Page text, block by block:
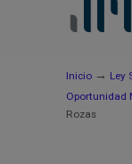
Inicio → Ley
Oportunidad
Rozas